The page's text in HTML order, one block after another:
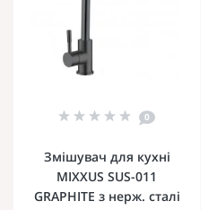
0
Змішувач для кухні
MIXXUS SUS-011
GRAPHITE з нерж. сталі